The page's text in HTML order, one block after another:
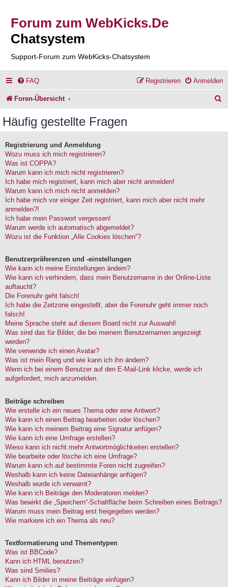
Forum zum WebKicks.De
Chatsystem
Support-Forum zum WebKicks-Chatsystem
FAQ Anmelden
Registrieren
Foren-Übersicht
Häufig gestellte Fragen
Registrierung und Anmeldung
Wozu muss ich mich registrieren?
Was ist COPPA?
Warum kann ich mich nicht registrieren?
Ich habe mich registriert, kann mich aber nicht anmelden!
Warum kann ich mich nicht anmelden?
Ich habe mich vor einiger Zeit registriert, kann mich aber nicht mehr
anmelden?!
Ich habe mein Passwort vergessen!
Warum werde ich automatisch abgemeldet?
Wozu ist die Funktion „Alle Cookies löschen“?
Benutzerpräferenzen und -einstellungen
Wie kann ich meine Einstellungen ändern?
Wie kann ich verhindern, dass mein Benutzername in der Online-Liste
auftaucht?
Die Forenuhr geht falsch!
Ich habe die Zeitzone eingestellt, aber die Forenuhr geht immer noch
falsch!
Meine Sprache steht auf diesem Board nicht zur Auswahl!
Was sind das für Bilder, die bei meinem Benutzernamen angezeigt
werden?
Wie verwende ich einen Avatar?
Was ist mein Rang und wie kann ich ihn ändern?
Wenn ich bei einem Benutzer auf den E-Mail-Link klicke, werde ich
aufgefordert, mich anzumelden.
Beiträge schreiben
Wie erstelle ich ein neues Thema oder eine Antwort?
Wie kann ich einen Beitrag bearbeiten oder löschen?
Wie kann ich meinem Beitrag eine Signatur anfügen?
Wie kann ich eine Umfrage erstellen?
Wieso kann ich nicht mehr Antwortmöglichkeiten erstellen?
Wie bearbeite oder lösche ich eine Umfrage?
Warum kann ich auf bestimmte Foren nicht zugreifen?
Weshalb kann ich keine Dateianhänge anfügen?
Weshalb wurde ich verwarnt?
Wie kann ich Beiträge den Moderatoren melden?
Was bewirkt die „Speichern“-Schaltfläche beim Schreiben eines Beitrags?
Warum muss mein Beitrag erst freigegeben werden?
Wie markiere ich ein Thema als neu?
Textformatierung und Thementypen
Was ist BBCode?
Kann ich HTML benutzen?
Was sind Smilies?
Kann ich Bilder in meine Beiträge einfügen?